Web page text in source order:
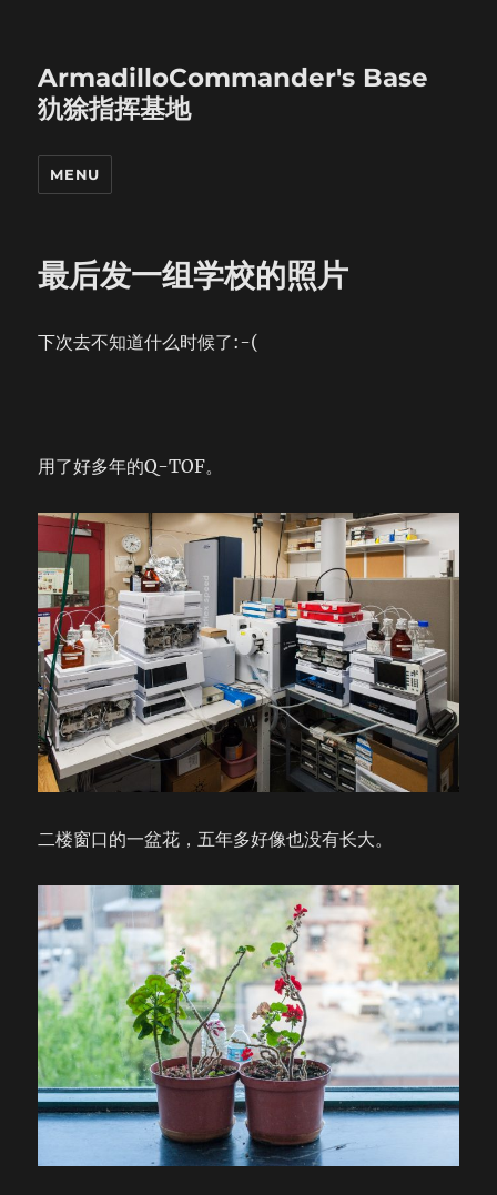
ArmadilloCommander's Base
犰狳指挥基地
MENU
最后发一组学校的照片
下次去不知道什么时候了:-(
用了好多年的Q-TOF。
二楼窗口的一盆花，五年多好像也没有长大。